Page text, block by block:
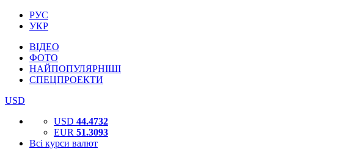
РУС
УКР
ВІДЕО
ФОТО
НАЙПОПУЛЯРНІШІ
СПЕЦПРОЕКТИ
USD
USD 44.4732
EUR 51.3093
Всі курси валют